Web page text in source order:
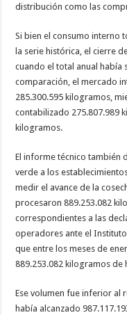
distribución como las
Si bien el consumo interno
la serie histórica, el cierre
cuando el total anual había
comparación, el mercado
285.300.595 kilogramos,
contabilizado 275.807.989
kilogramos.
El informe técnico también
verde a los
medir el avance de la
procesaron 889.253.082
correspondientes a las
operadores ante el
que entre los meses de
889.253.082 kilogramos de
Ese volumen fue inferior al
había alcanzado